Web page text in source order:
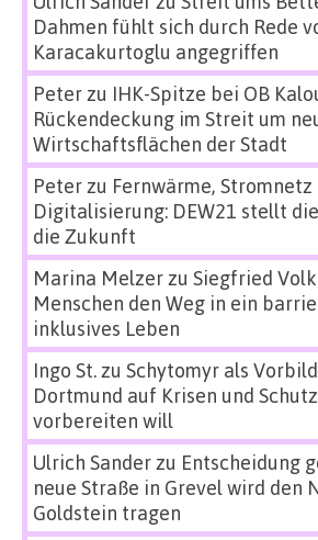
Dahmen fühlt sich durch Rede
Karacakurtoglu angegriffen
Peterzu IHK-Spitze bei OB
Rückendeckung im Streit um
Wirtschaftsflächen der Stadt
Peterzu Fernwärme, Stromnetz
Digitalisierung: DEW21 stellt
die Zukunft
Marina Melzerzu Siegfried
Menschen den Weg in ein
inklusives Leben
Ingo St.zu Schytomyr als
Dortmund auf Krisen und
vorbereiten will
Ulrich Sanderzu Entscheidung
neue Straße in Grevel wird den
Goldstein tragen